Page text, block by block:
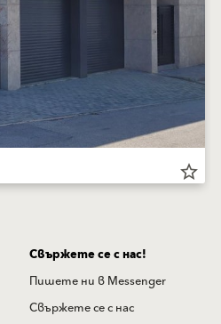
star_border
Свържете се с нас!
Пишете ни в Messenger
Свържете се с нас